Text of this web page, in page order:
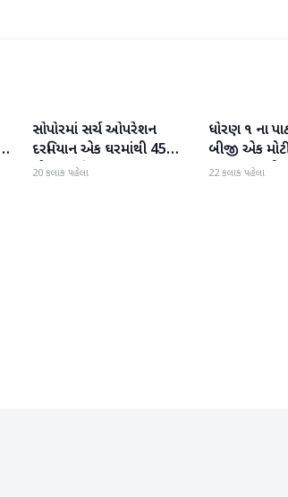
રાષ્ટ્રીય
સોપોરમાં સર્ચ ઓપરેશન
દરમિયાન એક ઘરમાંથી 45
ગોળા મળી આવ્યા
20 કલાક પહેલા
રાષ્ટ્રીય
ધોરણ ૧ ના
બીજી એક
ઉત્કલ જનની"
22 કલાક પહેલા